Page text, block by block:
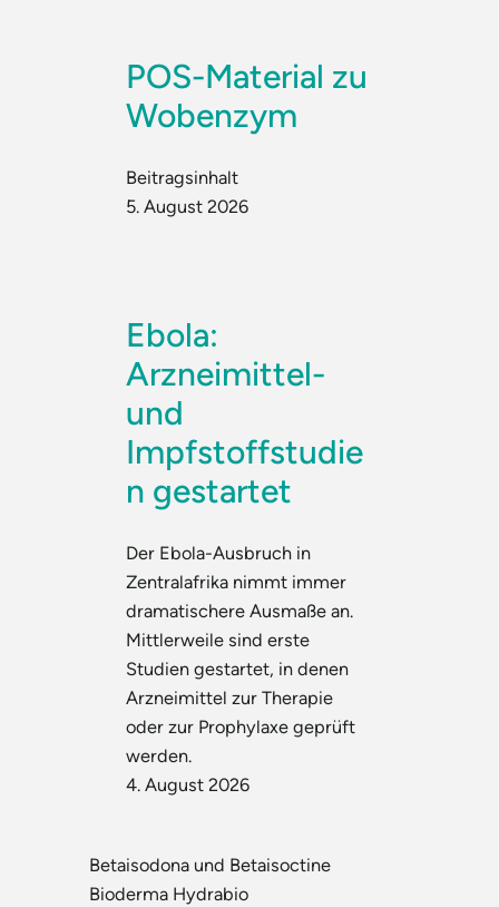
POS-Material zu
Wobenzym
Beitragsinhalt
5. August 2026
Ebola:
Arzneimittel-
und
Impfstoffstudie
n gestartet
Der Ebola-Ausbruch in
Zentralafrika nimmt immer
dramatischere Ausmaße an.
Mittlerweile sind erste
Studien gestartet, in denen
Arzneimittel zur Therapie
oder zur Prophylaxe geprüft
werden.
4. August 2026
Betaisodona und Betaisoctine
Bioderma Hydrabio